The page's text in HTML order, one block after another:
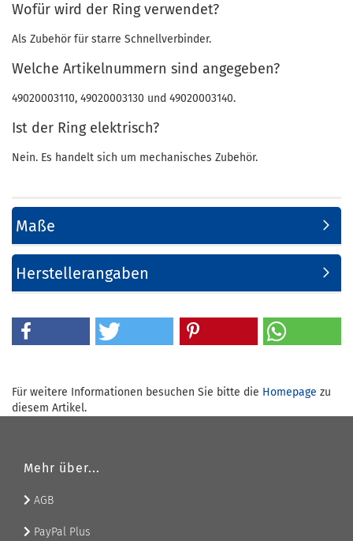
Wofür wird der Ring verwendet?
Als Zubehör für starre Schnellverbinder.
Welche Artikelnummern sind angegeben?
49020003110, 49020003130 und 49020003140.
Ist der Ring elektrisch?
Nein. Es handelt sich um mechanisches Zubehör.
Maße
Herstellerangaben
Für weitere Informationen besuchen Sie bitte die Homepage zu
diesem Artikel.
Mehr über...
AGB
PayPal Plus